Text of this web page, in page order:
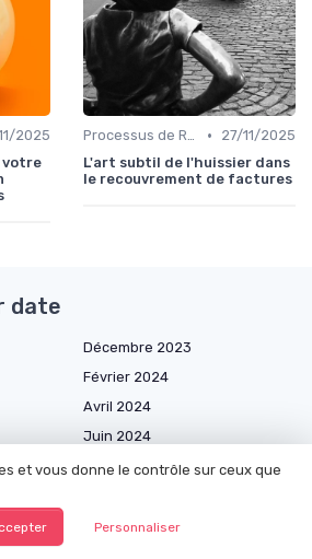
2025
votre
Processus de Recouvrement •
27/11/2025
L'art subtil de l'huissier dans
le recouvrement de factures
date
Décembre 2023
Février 2024
Avril 2024
Juin 2024
Septembre 2024
Mars 2025
et vous donne le contrôle sur ceux que
Personnaliser